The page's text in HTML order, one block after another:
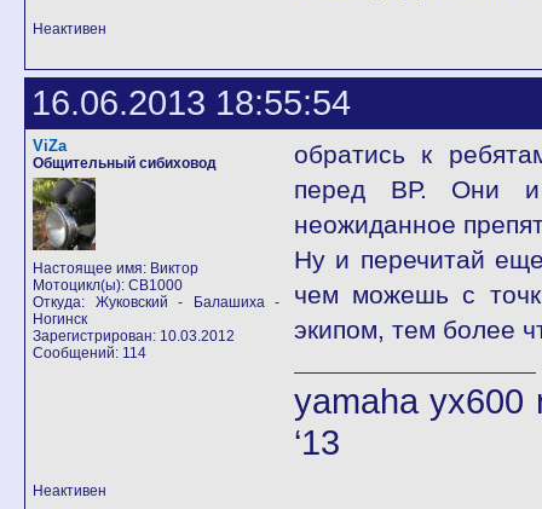
Неактивен
16.06.2013 18:55:54
ViZa
Общительный сибиховод
Настоящее имя: Виктор
Мотоцикл(ы): CB1000
Откуда: Жуковский - Балашиха -
Ногинск
Зарегистрирован: 10.03.2012
Сообщений: 114
обратись к
перед ВР. Они и
неожиданное
Ну и перечитай
чем можешь с
экипом, тем более
yamaha
‘13
Неактивен